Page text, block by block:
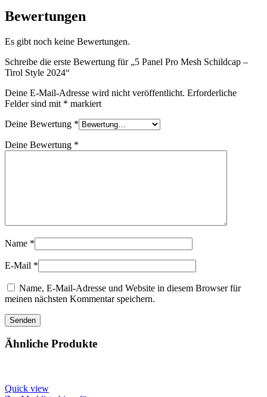
Bewertungen
Es gibt noch keine Bewertungen.
Schreibe die erste Bewertung für „5 Panel Pro Mesh Schildcap –
Tirol Style 2024“
Deine E-Mail-Adresse wird nicht veröffentlicht. Erforderliche
Felder sind mit * markiert
Deine Bewertung *
Deine Bewertung *
Name *
E-Mail *
Name, E-Mail-Adresse und Website in diesem Browser für
meinen nächsten Kommentar speichern.
Ähnliche Produkte
Quick view